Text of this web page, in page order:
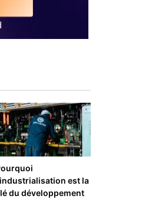
est la
du développement